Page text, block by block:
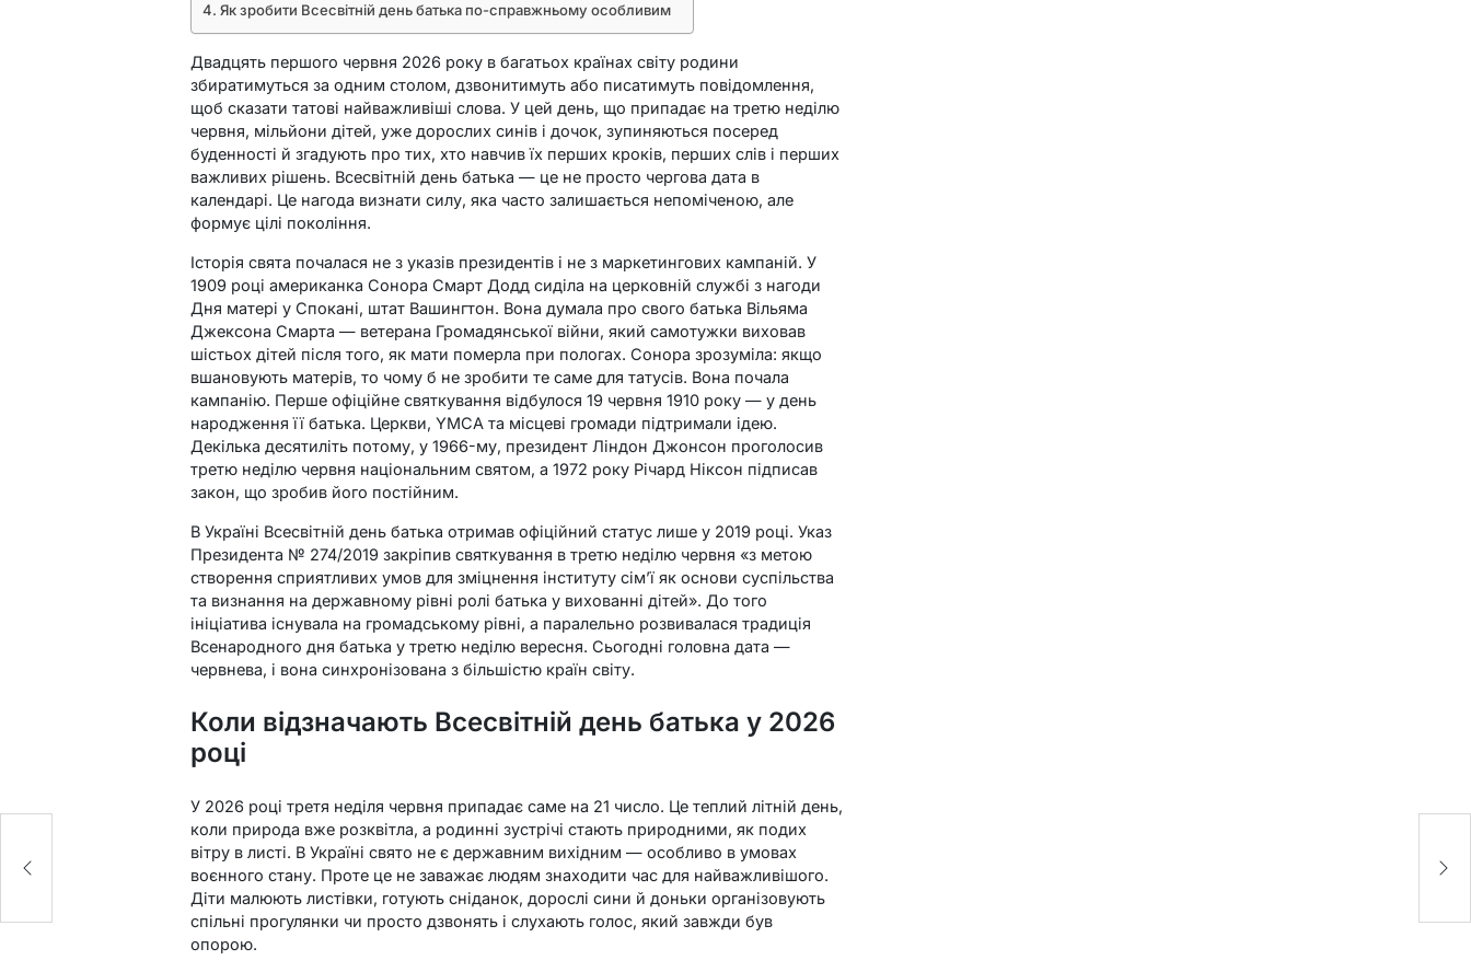
Як зробити Всесвітній день батька по-справжньому особливим
Двадцять першого червня 2026 року в багатьох країнах світу родини
збиратимуться за одним столом, дзвонитимуть або писатимуть повідомлення,
щоб сказати татові найважливіші слова. У цей день, що припадає на третю неділю
червня, мільйони дітей, уже дорослих синів і дочок, зупиняються посеред
буденності й згадують про тих, хто навчив їх перших кроків, перших слів і перших
важливих рішень. Всесвітній день батька — це не просто чергова дата в
календарі. Це нагода визнати силу, яка часто залишається непоміченою, але
формує цілі покоління.
Історія свята почалася не з указів президентів і не з маркетингових кампаній. У
1909 році американка Сонора Смарт Додд сиділа на церковній службі з нагоди
Дня матері у Спокані, штат Вашингтон. Вона думала про свого батька Вільяма
Джексона Смарта — ветерана Громадянської війни, який самотужки виховав
шістьох дітей після того, як мати померла при пологах. Сонора зрозуміла: якщо
вшановують матерів, то чому б не зробити те саме для татусів. Вона почала
кампанію. Перше офіційне святкування відбулося 19 червня 1910 року — у день
народження її батька. Церкви, YMCA та місцеві громади підтримали ідею.
Декілька десятиліть потому, у 1966-му, президент Ліндон Джонсон проголосив
третю неділю червня національним святом, а 1972 року Річард Ніксон підписав
закон, що зробив його постійним.
В Україні Всесвітній день батька отримав офіційний статус лише у 2019 році. Указ
Президента № 274/2019 закріпив святкування в третю неділю червня «з метою
створення сприятливих умов для зміцнення інституту сім’ї як основи суспільства
та визнання на державному рівні ролі батька у вихованні дітей». До того
ініціатива існувала на громадському рівні, а паралельно розвивалася традиція
Всенародного дня батька у третю неділю вересня. Сьогодні головна дата —
червнева, і вона синхронізована з більшістю країн світу.
Коли відзначають Всесвітній день батька у 2026
році
У 2026 році третя неділя червня припадає саме на 21 число. Це теплий літній день,
коли природа вже розквітла, а родинні зустрічі стають природними, як подих
вітру в листі. В Україні свято не є державним вихідним — особливо в умовах
воєнного стану. Проте це не заважає людям знаходити час для найважливішого.
Діти малюють листівки, готують сніданок, дорослі сини й доньки організовують
спільні прогулянки чи просто дзвонять і слухають голос, який завжди був
опорою.